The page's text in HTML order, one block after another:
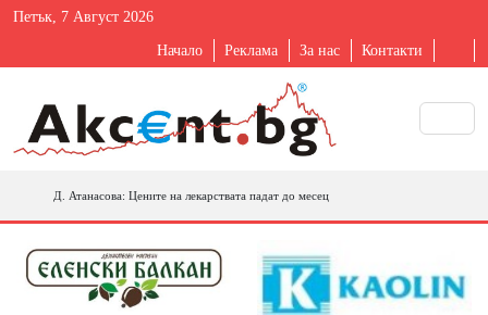
Петък, 7 Август 2026
Начало Реклама За нас Контакти
Д. Атанасова: Цените на лекарствата падат до месец